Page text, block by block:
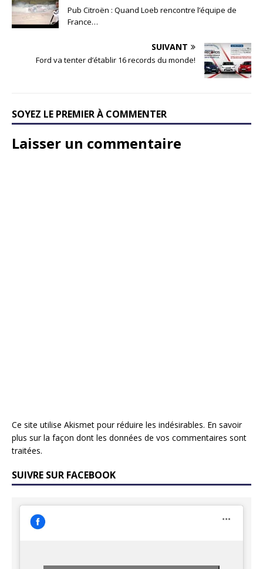
Pub Citroën : Quand Loeb rencontre l’équipe de
France…
SUIVANT
Ford va tenter d’établir 16 records du monde!
SOYEZ LE PREMIER À COMMENTER
Laisser un commentaire
Ce site utilise Akismet pour réduire les indésirables. En savoir
plus sur la façon dont les données de vos commentaires sont
traitées.
SUIVRE SUR FACEBOOK